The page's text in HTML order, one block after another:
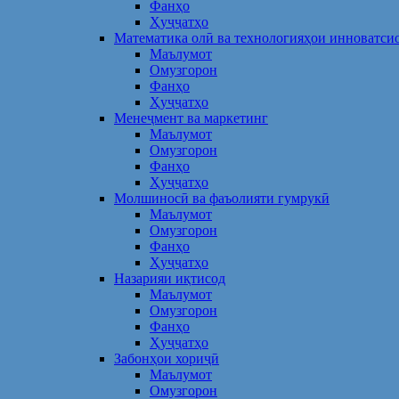
Фанҳо
Ҳуҷҷатҳо
Математика олӣ ва технологияҳои
Маълумот
Омузгорон
Фанҳо
Ҳуҷҷатҳо
Менеҷмент ва маркетинг
Маълумот
Омузгорон
Фанҳо
Ҳуҷҷатҳо
Молшиносӣ ва фаъолияти гумрукӣ
Маълумот
Омузгорон
Фанҳо
Ҳуҷҷатҳо
Назарияи иқтисод
Маълумот
Омузгорон
Фанҳо
Ҳуҷҷатҳо
Забонҳои хориҷӣ
Маълумот
Омузгорон